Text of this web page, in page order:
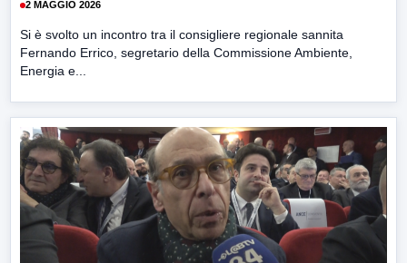
2 MAGGIO 2026
Si è svolto un incontro tra il consigliere regionale sannita
Fernando Errico, segretario della Commissione Ambiente,
Energia e...